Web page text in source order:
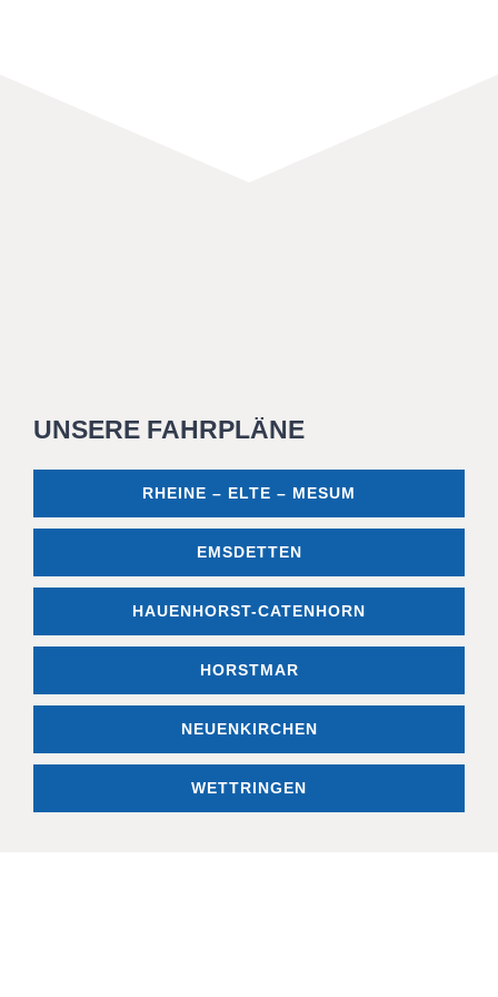
UNSERE FAHRPLÄNE
RHEINE – ELTE – MESUM
EMSDETTEN
HAUENHORST-CATENHORN
HORSTMAR
NEUENKIRCHEN
WETTRINGEN